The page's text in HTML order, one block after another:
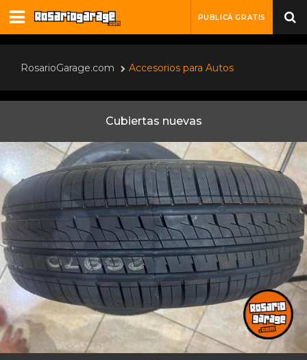
PUBLICÁ GRATIS
RosarioGarage.com Accesorios para Autos
Cubiertas nuevas